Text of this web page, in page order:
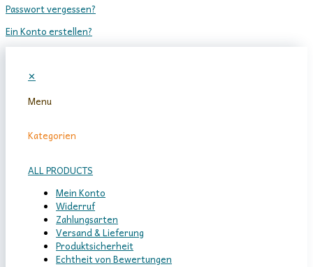
Passwort vergessen?
Ein Konto erstellen?
✕
Menu
Kategorien
ALL PRODUCTS
Mein Konto
Widerruf
Zahlungsarten
Versand & Lieferung
Produktsicherheit
Echtheit von Bewertungen